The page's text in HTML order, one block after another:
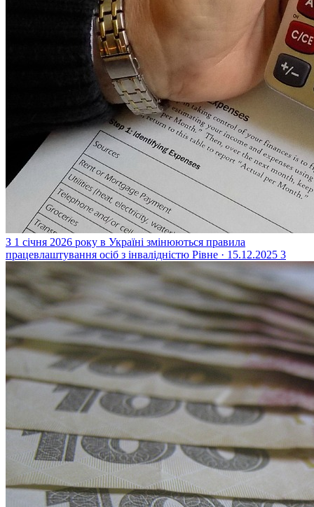
З 1 січня 2026 року в Україні змінюються правила
працевлаштування осіб з інвалідністю Рівне · 15.12.2025 3